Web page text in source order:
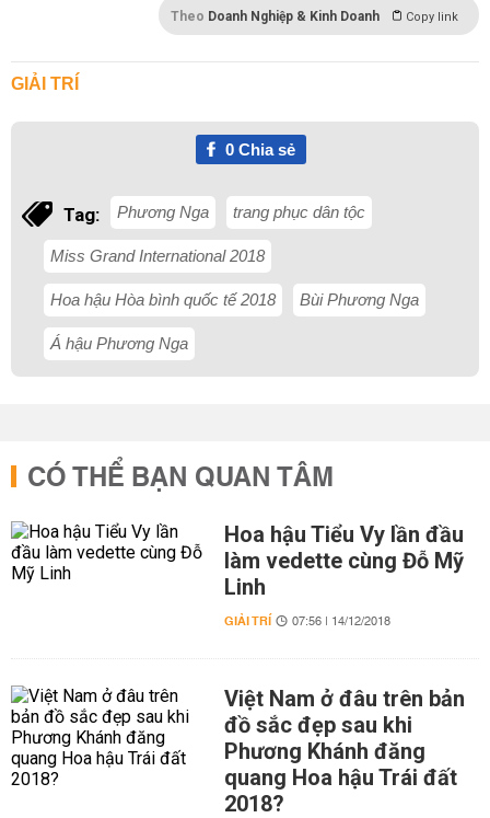
Theo Doanh Nghiệp & Kinh Doanh Copy link
GIẢI TRÍ
0Chia sẻ
Tag: Phương Nga trang phục dân tộc
Miss Grand International 2018
Hoa hậu Hòa bình quốc tế 2018 Bùi Phương Nga
Á hậu Phương Nga
CÓ THỂ BẠN QUAN TÂM
Hoa hậu Tiểu Vy lần đầu
làm vedette cùng Đỗ Mỹ
Linh
GIẢI TRÍ 07:56 | 14/12/2018
Việt Nam ở đâu trên bản
đồ sắc đẹp sau khi
Phương Khánh đăng
quang Hoa hậu Trái đất
2018?